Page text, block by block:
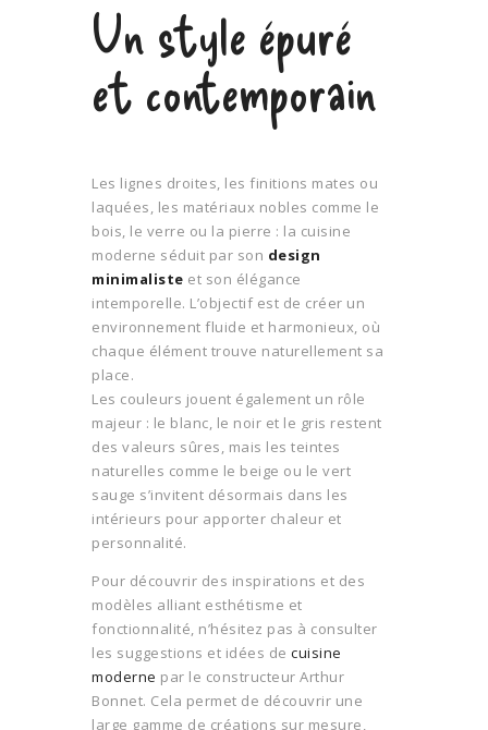
Un style épuré
et contemporain
Les lignes droites, les finitions mates ou
laquées, les matériaux nobles comme le
bois, le verre ou la pierre : la cuisine
moderne séduit par son design
minimaliste et son élégance
intemporelle. L’objectif est de créer un
environnement fluide et harmonieux, où
chaque élément trouve naturellement sa
place.
Les couleurs jouent également un rôle
majeur : le blanc, le noir et le gris restent
des valeurs sûres, mais les teintes
naturelles comme le beige ou le vert
sauge s’invitent désormais dans les
intérieurs pour apporter chaleur et
personnalité.
Pour découvrir des inspirations et des
modèles alliant esthétisme et
fonctionnalité, n’hésitez pas à consulter
les suggestions et idées de cuisine
moderne par le constructeur Arthur
Bonnet. Cela permet de découvrir une
large gamme de créations sur mesure,